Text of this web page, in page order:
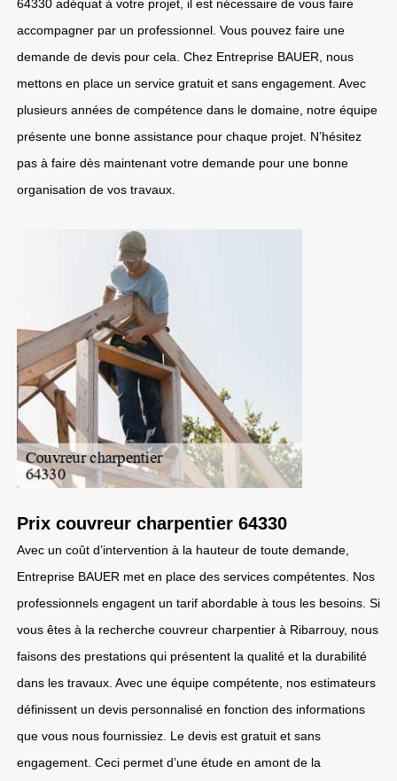
64330 adéquat à votre projet, il est nécessaire de vous faire
accompagner par un professionnel. Vous pouvez faire une
demande de devis pour cela. Chez Entreprise BAUER, nous
mettons en place un service gratuit et sans engagement. Avec
plusieurs années de compétence dans le domaine, notre équipe
présente une bonne assistance pour chaque projet. N’hésitez
pas à faire dès maintenant votre demande pour une bonne
organisation de vos travaux.
Prix couvreur charpentier 64330
Avec un coût d’intervention à la hauteur de toute demande,
Entreprise BAUER met en place des services compétentes. Nos
professionnels engagent un tarif abordable à tous les besoins. Si
vous êtes à la recherche couvreur charpentier à Ribarrouy, nous
faisons des prestations qui présentent la qualité et la durabilité
dans les travaux. Avec une équipe compétente, nos estimateurs
définissent un devis personnalisé en fonction des informations
que vous nous fournissiez. Le devis est gratuit et sans
engagement. Ceci permet d’une étude en amont de la